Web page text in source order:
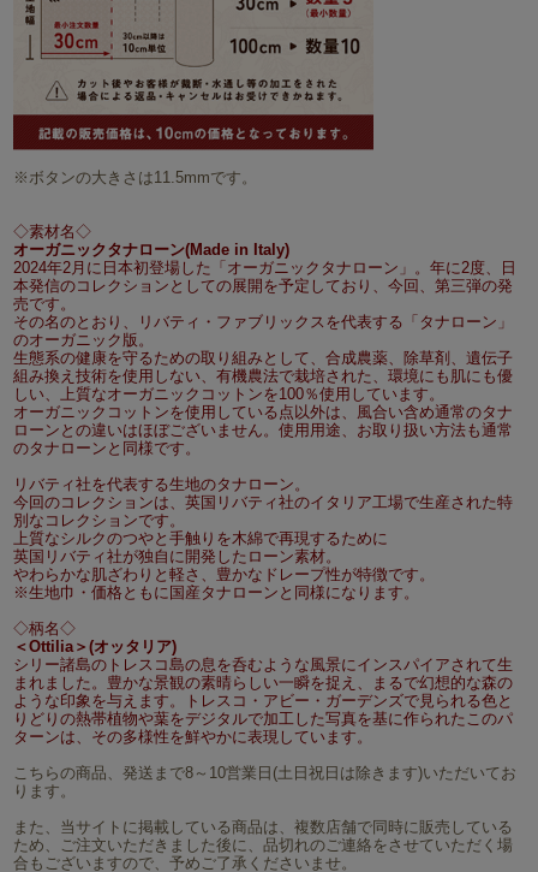
※ボタンの大きさは11.5mmです。
◇素材名◇
オーガニックタナローン(Made in Italy)
2024年2月に日本初登場した「オーガニックタナローン」。年に2度、日
本発信のコレクションとしての展開を予定しており、今回、第三弾の発
売です。
その名のとおり、リバティ・ファブリックスを代表する「タナローン」
のオーガニック版。
生態系の健康を守るための取り組みとして、合成農薬、除草剤、遺伝子
組み換え技術を使用しない、有機農法で栽培された、環境にも肌にも優
しい、上質なオーガニックコットンを100％使用しています。
オーガニックコットンを使用している点以外は、風合い含め通常のタナ
ローンとの違いはほぼございません。使用用途、お取り扱い方法も通常
のタナローンと同様です。
リバティ社を代表する生地のタナローン。
今回のコレクションは、英国リバティ社のイタリア工場で生産された特
別なコレクションです。
上質なシルクのつやと手触りを木綿で再現するために
英国リバティ社が独自に開発したローン素材。
やわらかな肌ざわりと軽さ、豊かなドレープ性が特徴です。
※生地巾・価格ともに国産タナローンと同様になります。
◇柄名◇
＜Ottilia＞(オッタリア)
シリー諸島のトレスコ島の息を呑むような風景にインスパイアされて生
まれました。豊かな景観の素晴らしい一瞬を捉え、まるで幻想的な森の
ような印象を与えます。トレスコ・アビー・ガーデンズで見られる色と
りどりの熱帯植物や葉をデジタルで加工した写真を基に作られたこのパ
ターンは、その多様性を鮮やかに表現しています。
こちらの商品、発送まで8～10営業日(土日祝日は除きます)いただいてお
ります。
また、当サイトに掲載している商品は、複数店舗で同時に販売している
ため、ご注文いただきました後に、品切れのご連絡をさせていただく場
合もございますので、予めご了承くださいませ。